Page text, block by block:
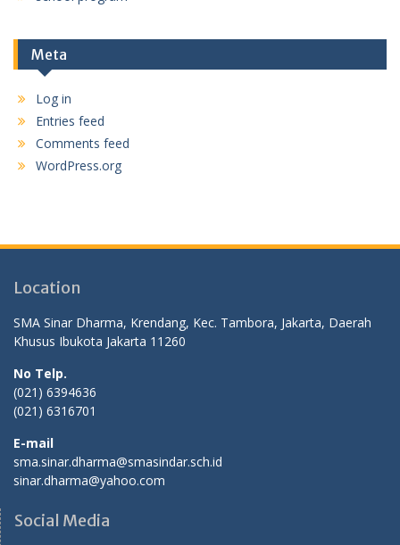
Meta
Log in
Entries feed
Comments feed
WordPress.org
Location
SMA Sinar Dharma, Krendang, Kec. Tambora, Jakarta, Daerah
Khusus Ibukota Jakarta 11260
No Telp.
(021) 6394636
(021) 6316701
E-mail
sma.sinar.dharma@smasindar.sch.id
sinar.dharma@yahoo.com
Social Media